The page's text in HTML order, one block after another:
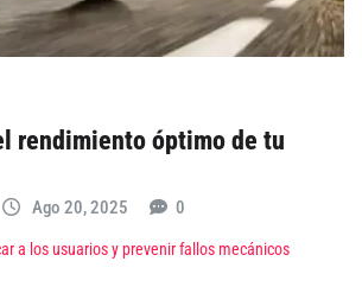
rendimiento óptimo de tu
Ago 20, 2025 0
a los usuarios y prevenir fallos mecánicos